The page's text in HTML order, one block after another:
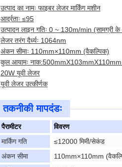
उत्पाद का नामः फाइबर लेजर मार्किंग मशीन
आर्द्रताः ≤95
उत्पादन लाइन गतिः 0 ~ 130m/min (सामग्री
लेजर तरंग दैर्ध्यः 1064nm
अंकन सीमाः 110mm×110mm (वैकल्पिक)
कुल आयामः
20W यूवी लेजर
यूवी लेजर उत्कीर्णक
तकनीकी मापदंडः
पैरामीटर
विवरण
मार्किंग गति
≤12000 मिमी/सेकंड
अंकन सीमा
110mm×110mm